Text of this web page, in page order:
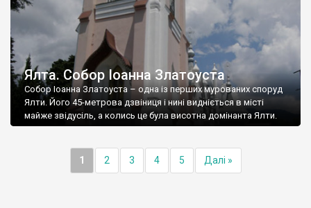
Ялта. Собор Іоанна Златоуста
Собор Іоанна Златоуста – одна із перших мурованих споруд
Ялти. Його 45-метрова дзвіниця і нині видніється в місті
майже звідусіль, а колись це була висотна домінанта Ялти.
1 2 3 4 5 Далі »